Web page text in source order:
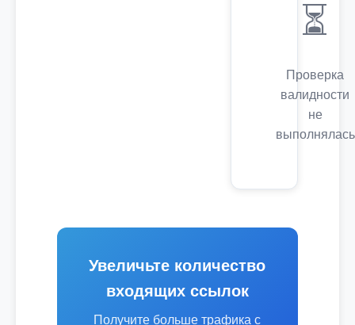
⏳
Проверка
валидности
не
выполнялась
Увеличьте количество
входящих ссылок
Получите больше трафика с